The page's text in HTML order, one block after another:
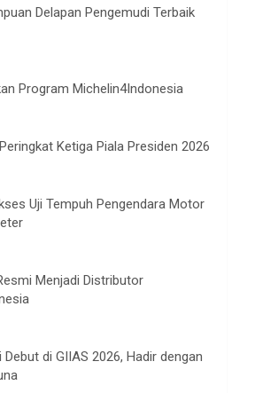
Delapan Pengemudi Terbaik
Program Michelin4Indonesia
Ketiga Piala Presiden 2026
Uji Tempuh Pengendara Motor
Menjadi Distributor
di GIIAS 2026, Hadir dengan